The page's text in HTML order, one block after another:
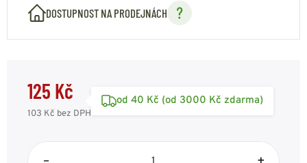
DOSTUPNOST NA PRODEJNÁCH
125 Kč
103 Kč bez DPH
od 40 Kč (od 3000 Kč zdarma)